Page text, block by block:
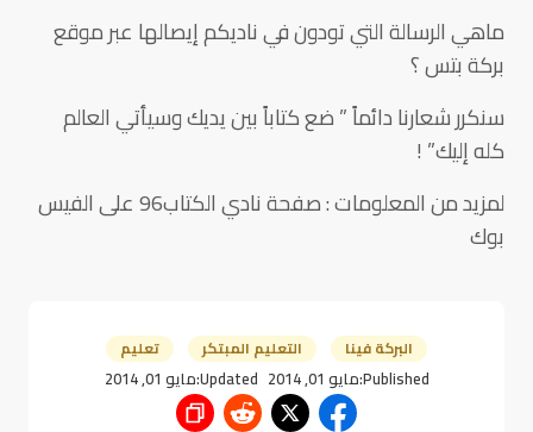
ماهي الرسالة التي تودون في ناديكم إيصالها عبر موقع
بركة بتس ؟
سنكرر شعارنا دائماً ” ضع كتاباً بين يديك وسيأتي العالم
كله إليك” !
لمزيد من المعلومات : صفحة نادي الكتاب96 على الفيس
بوك
البركة فينا التعليم المبتكر تعليم
Published:مايو 01, 2014 Updated:مايو 01, 2014